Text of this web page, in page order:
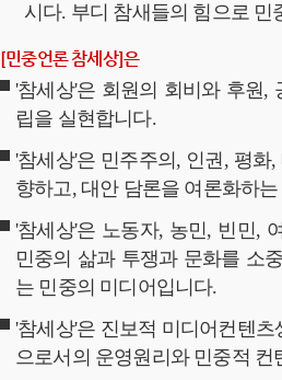
시다. 부디 참새들의 힘으로 민
[민중언론 참세상]은
'참세상'은 회원의 회비와 후원,
립을 실현합니다.
'참세상'은 민주주의, 인권, 평
향하고, 대안 담론을 여론화하
'참세상'은 노동자, 농민, 빈민,
민중의 삶과 투쟁과 문화를 소
는 민중의 미디어입니다.
'참세상'은 진보적 미디어컨텐
으로서의 운영원리와 민중적